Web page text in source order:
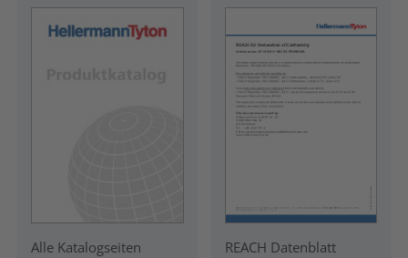
Alle Katalogseiten REACH Datenblatt